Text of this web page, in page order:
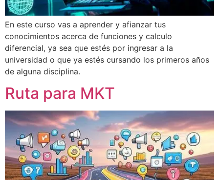
En este curso vas a aprender y afianzar tus
conocimientos acerca de funciones y calculo
diferencial, ya sea que estés por ingresar a la
universidad o que ya estés cursando los primeros años
de alguna disciplina.
Ruta para MKT